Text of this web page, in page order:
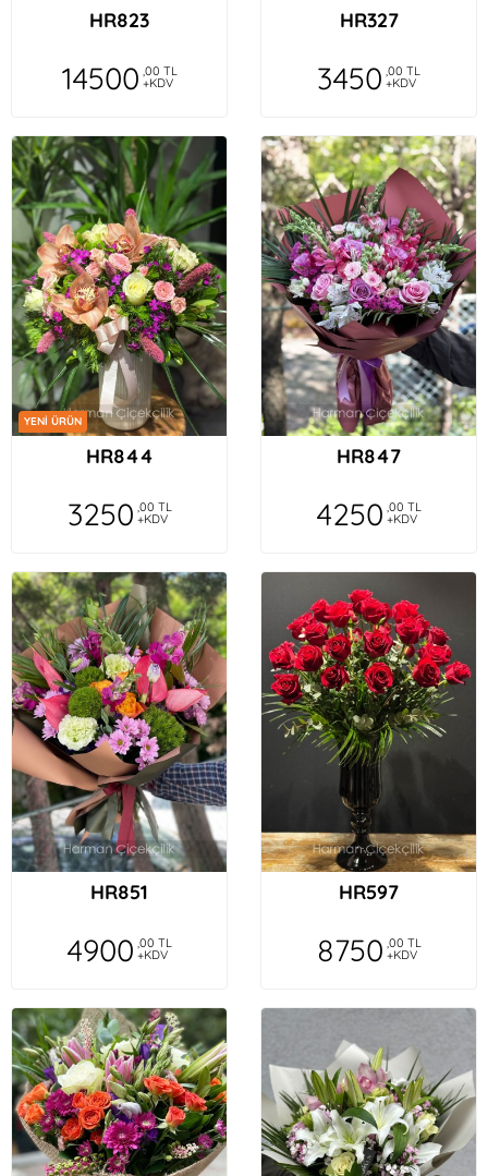
HR823
14500 ,00 TL
+KDV
HR327
3450 ,00 TL
+KDV
YENİ ÜRÜN
HR844
3250 ,00 TL
+KDV
HR847
4250 ,00 TL
+KDV
HR851
4900 ,00 TL
+KDV
HR597
8750 ,00 TL
+KDV